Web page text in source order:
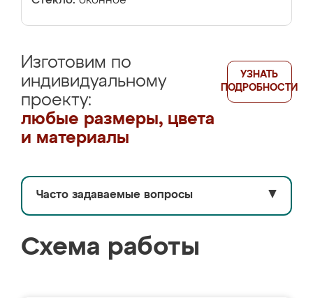
Изготовим по
индивидуальному
проекту:
любые размеры, цвета
и материалы
УЗНАТЬ
ПОДРОБНОСТИ
Часто задаваемые вопросы ▼
Схема работы